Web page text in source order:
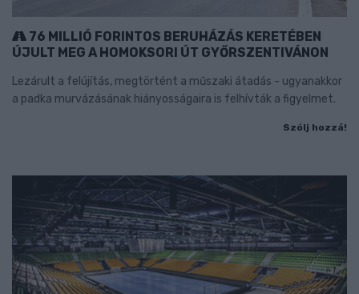
76 MILLIÓ FORINTOS BERUHÁZÁS KERETÉBEN
ÚJULT MEG A HOMOKSORI ÚT GYŐRSZENTIVÁNON
Lezárult a felújítás, megtörtént a műszaki átadás - ugyanakkor
a padka murvázásának hiányosságaira is felhívták a figyelmet.
Szólj hozzá!